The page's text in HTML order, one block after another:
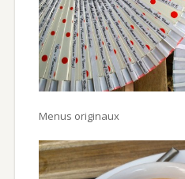
Menus originaux